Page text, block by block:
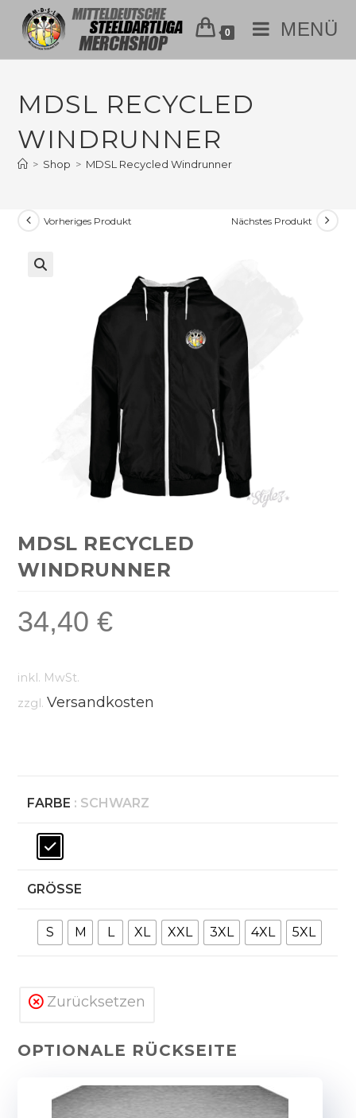
0 MENÜ
MDSL RECYCLED
WINDRUNNER
> Shop > MDSL Recycled Windrunner
Vorheriges Produkt Nächstes Produkt
MDSL RECYCLED
WINDRUNNER
34,40€
inkl. MwSt.
zzgl.Versandkosten
FARBE : SCHWARZ
GRÖSSE
S M L XL XXL 3XL 4XL 5XL
Zurücksetzen
OPTIONALE RÜCKSEITE
Optionale
Rückseite (erforderlich)